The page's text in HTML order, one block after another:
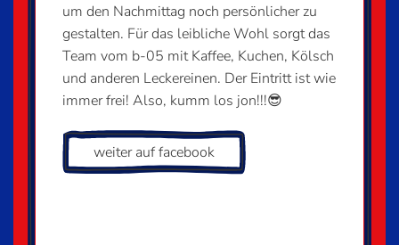
um den Nachmittag noch persönlicher zu
gestalten. Für das leibliche Wohl sorgt das
Team vom b-05 mit Kaffee, Kuchen, Kölsch
und anderen Leckereinen. Der Eintritt ist wie
immer frei! Also, kumm los jon!!!😎
weiter auf facebook